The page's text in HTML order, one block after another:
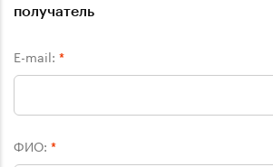
получатель
E-mail: *
ФИО: *